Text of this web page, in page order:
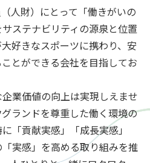
人財）にとって「働きがいの
ステナビリティの源泉と位置
好きなスポーツに携わり、安
とができる会社を目指してお
業価値の向上は実現しえませ
ランドを尊重した働く環境の
「貢献実感」「成長実感」
「実感」を高める取り組みを推